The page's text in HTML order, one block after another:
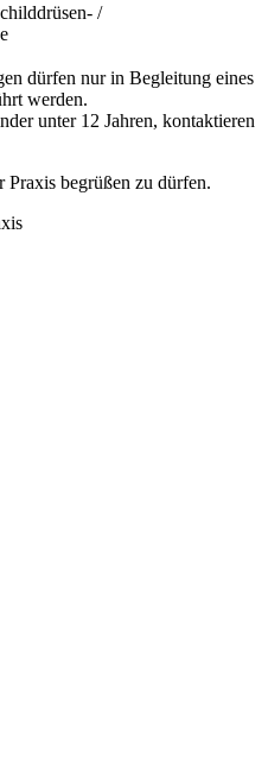
/
dürfen nur in Begleitung eines
werden.
unter 12 Jahren, kontaktieren
Praxis begrüßen zu dürfen.